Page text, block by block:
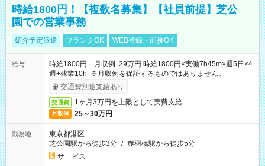
時給1800円！【複数名募集】【社員前提】芝公
園での営業事務
紹介予定派遣 ブランクOK WEB登録・面接OK
給与
時給1800円 月収例 29万円 時給1800円×実働7h45m×週5日×4
週+残業10h ※月収例を保証するものではありません。
交通費別途支給あり
交通費 1ヶ月3万円を上限として実費支給
月収例 25～30万円
勤務地
東京都港区
芝公園駅から徒歩3分 / 赤羽橋駅から徒歩5分
サ－ビス